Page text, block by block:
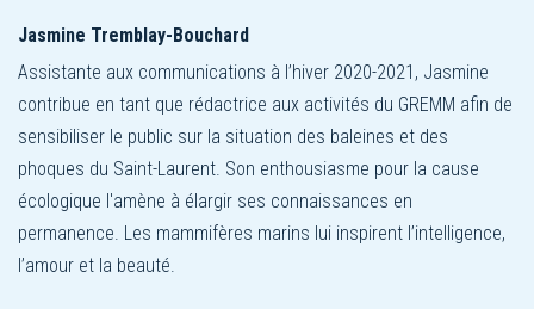
Jasmine Tremblay-Bouchard
Assistante aux communications à l’hiver 2020-2021, Jasmine
contribue en tant que rédactrice aux activités du GREMM afin de
sensibiliser le public sur la situation des baleines et des
phoques du Saint-Laurent. Son enthousiasme pour la cause
écologique l'amène à élargir ses connaissances en
permanence. Les mammifères marins lui inspirent l’intelligence,
l’amour et la beauté.